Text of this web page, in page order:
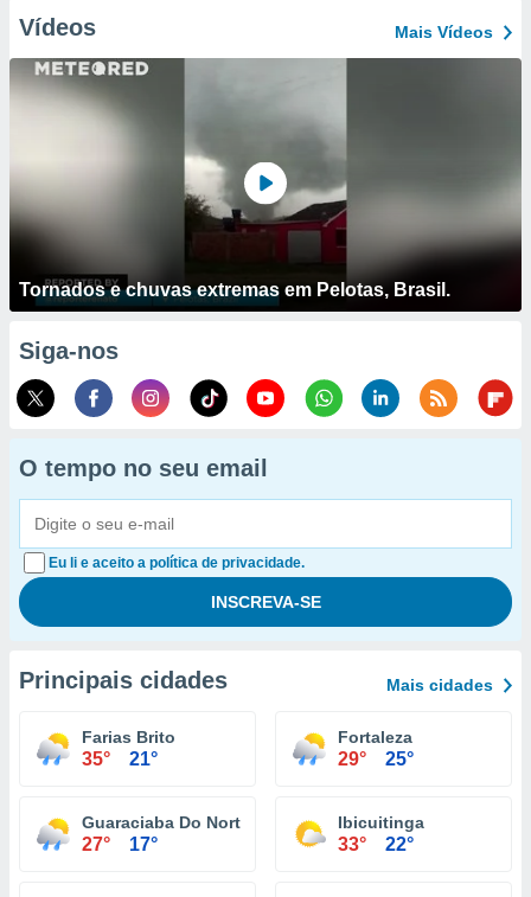
Vídeos Mais Vídeos
Tornados e chuvas extremas em Pelotas, Brasil.
Siga-nos
O tempo no seu email
Eu li e aceito a política de privacidade.
Principais cidades Mais cidades
Farias Brito
35° 21°
Fortaleza
29° 25°
Guaraciaba Do Norte
27° 17°
Ibicuitinga
33° 22°